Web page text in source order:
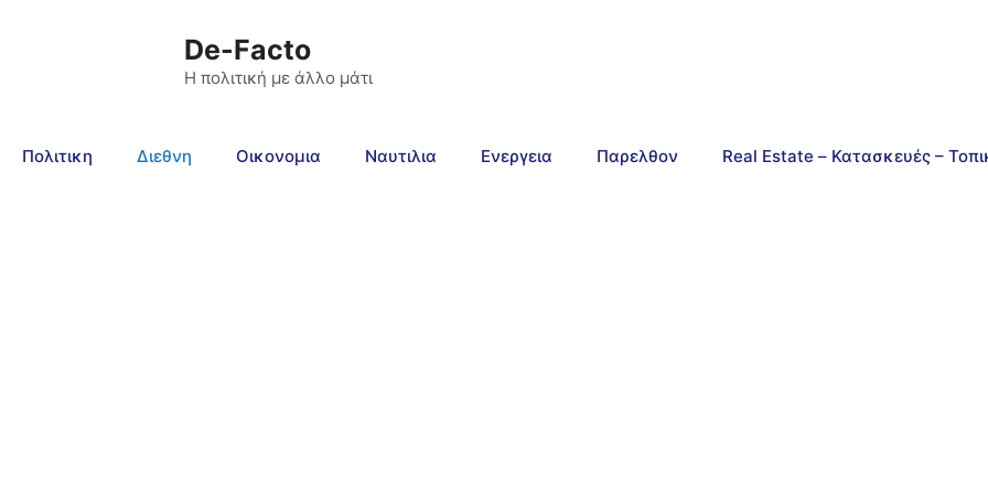
De-Facto
Η πολιτική με άλλο μάτι
Πολιτικη Διεθνη Οικονομια Ναυτιλια Ενεργεια Παρελθον Real Estate – Κατασκευές –